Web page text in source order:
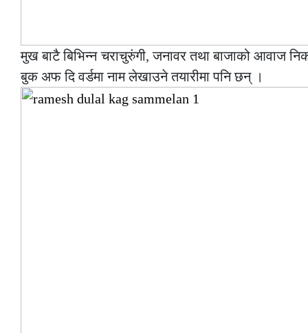
मुख बाटै बिभिन्न चराचुरुंगी, जनावर तथा बाजाको आवाज
बुक अफ दि वर्डमा नाम लेखाउने तयारीमा पनि छन् ।